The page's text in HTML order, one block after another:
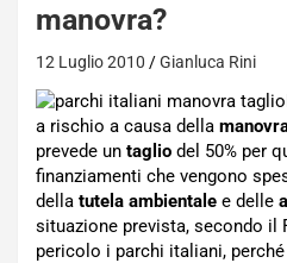
manovra?
12 Luglio 2010 Gianluca Rini
a rischio a causa della
prevede un taglio del 50% per
finanziamenti che vengono
della tutela ambientale e delle
situazione prevista, secondo il
pericolo i parchi italiani,